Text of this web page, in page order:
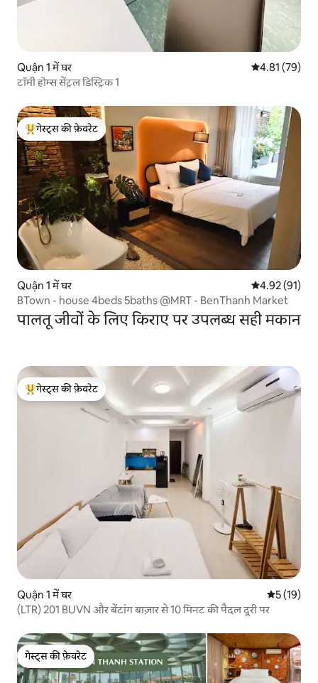
Quận 1 में घर औसत रेटिंग 5 में
4.81 (79)
टॉमी होम्स सेंट्रल डिस्ट्रिक 1
गेस्ट्स का टॉप फ़ेवरेट
गेस्ट्स की फ़ेवरेट
Quận 1 में घर औसत रेटिंग 5 में
4.92 (91)
BTown - house 4beds 5baths @MRT - BenThanh Market
पालतू जीवों के लिए किराए पर उपलब्ध सही मकान
गेस्ट्स का टॉप फ़ेवरेट
गेस्ट्स की फ़ेवरेट
Quận 1 में घर औसत रेटिंग
5 (19)
(LTR) 201 BUVN और बेंटांग बाज़ार से 10 मिनट की पैदल दूरी पर
गेस्ट्स की फ़ेवरेट
गेस्ट्स की फ़ेवरेट